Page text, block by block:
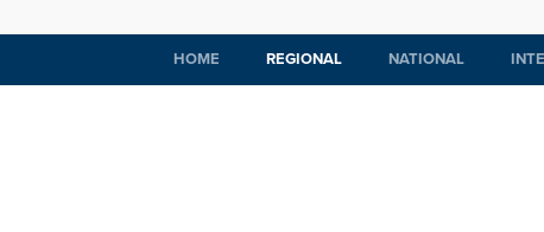
HOME REGIONAL NATIONAL